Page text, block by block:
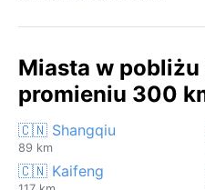
Miasta w pobliżu
promieniu 300
🇨🇳 Shangqiu
89 km
🇨🇳 Kaifeng